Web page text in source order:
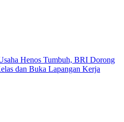
Henos Tumbuh, BRI Dorong
dan Buka Lapangan Kerja